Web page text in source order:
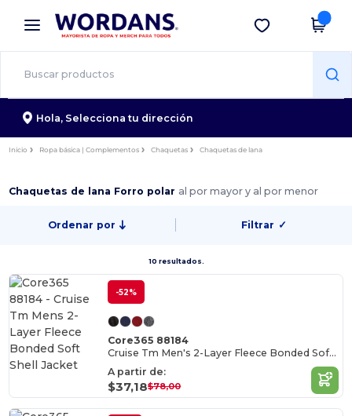
× App de Wordans
¡Mejores precios en app!
Descargar app
Hola, Selecciona tu dirección
Inicio Ropa básica | Complementos Chaquetas Chaquetas de lana
Chaquetas de lana Forro polar al por mayor y al por menor
Ordenar por Filtrar ✓
10 resultados.
-52%
Core365 88184
Cruise Tm Men's 2-Layer Fleece Bonded Soft Shell Jacket
A partir de:
$37,18$78,00